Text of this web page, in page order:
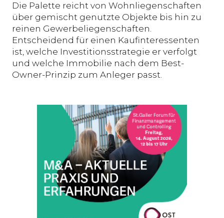
Die Palette reicht von Wohnliegenschaften
über gemischt genutzte Objekte bis hin zu
reinen Gewerbeliegenschaften.
Entscheidend für einen Kaufinteressenten
ist, welche Investitionsstrategie er verfolgt
und welche Immobilie nach dem Best-
Owner-Prinzip zum Anleger passt.